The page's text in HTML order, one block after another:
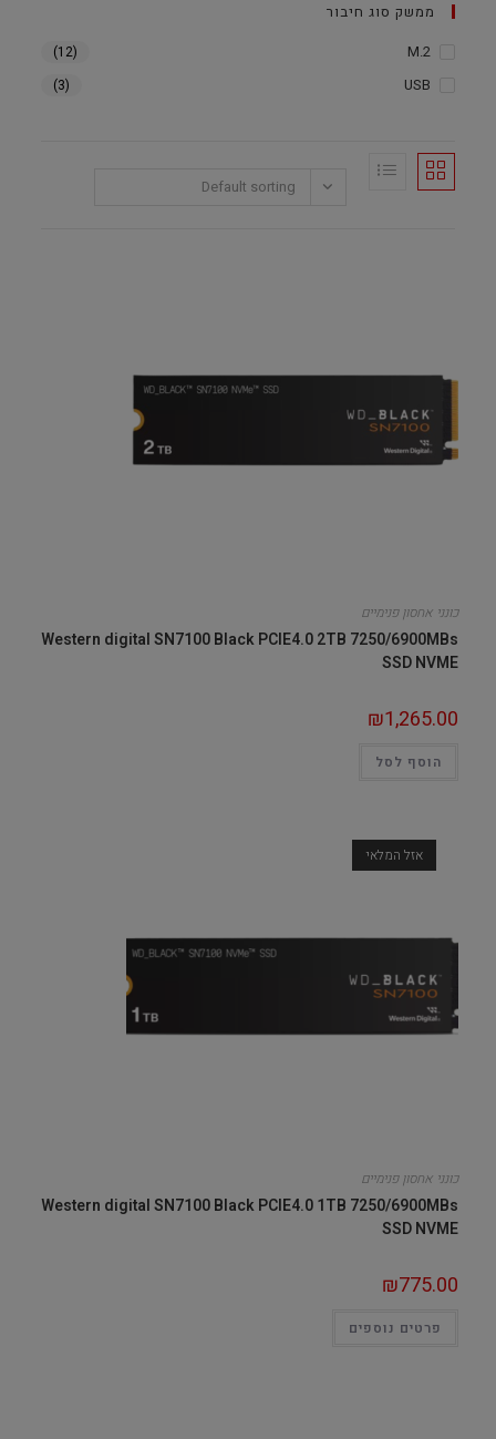
ממשק סוג חיבור
M.2
(12)
USB
(3)
Default sorting
כונני אחסון פנימיים
Western digital SN7100 Black PCIE4.0 2TB 7250/6900MBs
SSD NVME
₪1,265.00
הוסף לסל
אזל המלאי
כונני אחסון פנימיים
Western digital SN7100 Black PCIE4.0 1TB 7250/6900MBs
SSD NVME
₪775.00
פרטים נוספים